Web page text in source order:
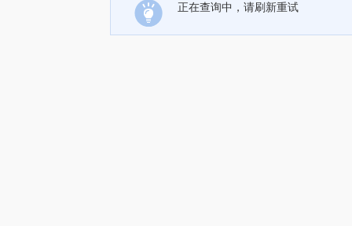
正在查询中，请刷新重试